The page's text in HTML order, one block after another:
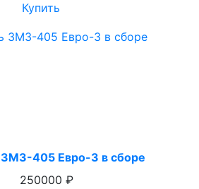
Купить
ЗМЗ-405 Евро-3 в сборе
250000 ₽